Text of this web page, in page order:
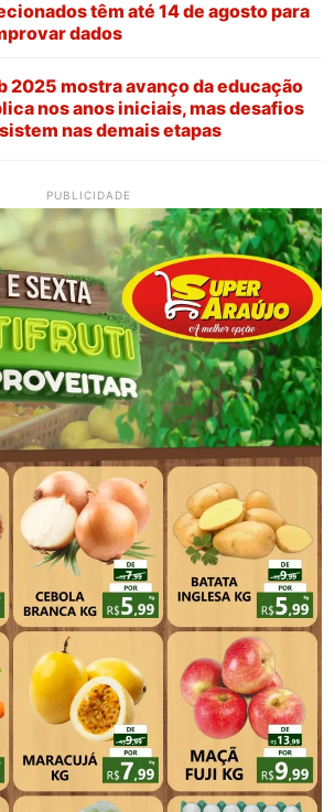
têm até 14 de agosto para
dados
2025 mostra avanço da educação
nos anos iniciais, mas desafios
nas demais etapas
PUBLICIDADE